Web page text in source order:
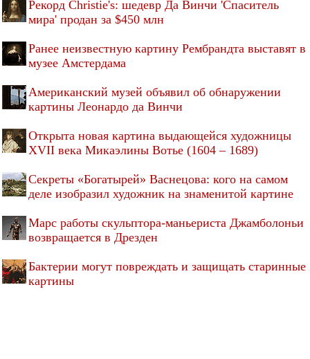
Рекорд Christie's: шедевр Да Винчи 'Спаситель
мира' продан за $450 млн
Ранее неизвестную картину Рембрандта выставят в
музее Амстердама
Американский музей объявил об обнаружении
картины Леонардо да Винчи
Открыта новая картина выдающейся художницы
XVII века Микаэлины Вотье (1604 – 1689)
Секреты «Богатырей» Васнецова: кого на самом
деле изобразил художник на знаменитой картине
Марс работы скульптора-маньериста Джамболоньи
возвращается в Дрезден
Бактерии могут повреждать и защищать старинные
картины